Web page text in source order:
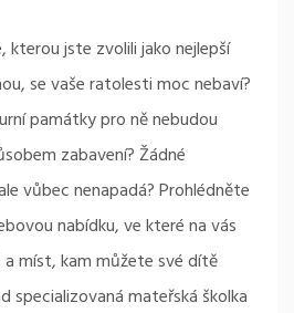
kterou jste zvolili jako nejlepší
se vaše ratolesti moc nebaví?
památky pro ně nebudou
zabavení? Žádné
vůbec nenapadá? Prohlédněte
nabídku, ve které na vás
míst, kam můžete své dítě
specializovanámateřská školka